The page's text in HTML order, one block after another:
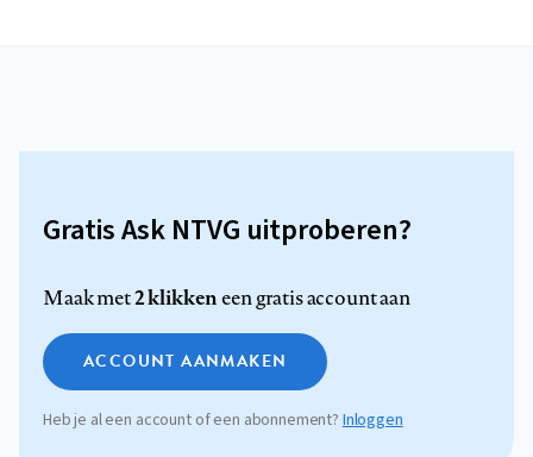
Gratis Ask NTVG uitproberen?
Maak met2 klikkeneen gratis account aan
ACCOUNT AANMAKEN
Heb je al een account of een abonnement? Inloggen